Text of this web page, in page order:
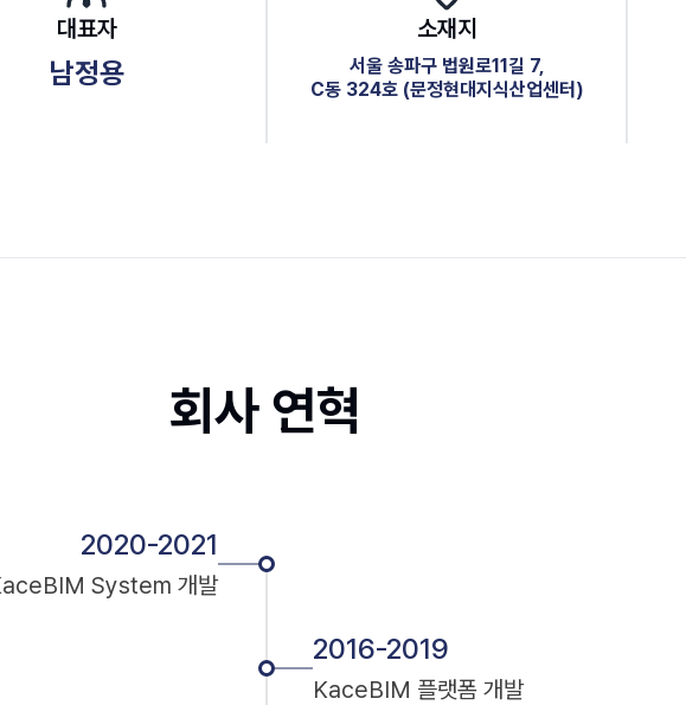
대표자
남정용
소재지
서울 송파구 법원로11길 7,
C동 324호 (문정현대지식산업센터)
회사 연혁
2020-2021
System 개발
2016-2019
KaceBIM 플랫폼 개발